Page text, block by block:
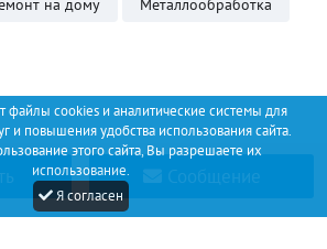
файлы cookies и аналитические системы для
и повышения удобства использования сайта.
этого сайта, Вы разрешаете их
использование.
Я согласен
на дому
Металлообработка
Сообщение